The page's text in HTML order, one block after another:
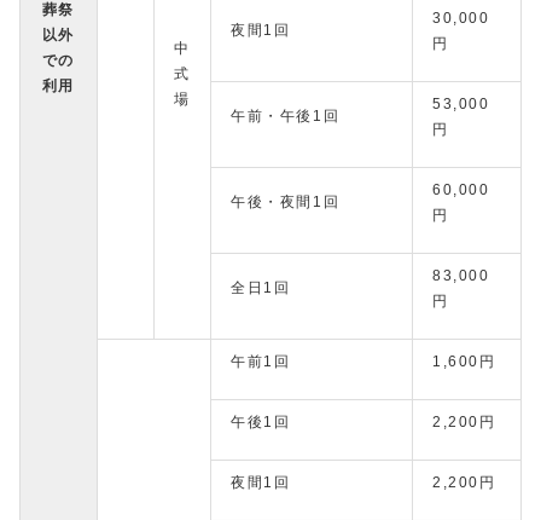
葬祭
以外
での
利用
中
式
場
夜間1回
30,000
円
午前・午後1回
53,000
円
午後・夜間1回
60,000
円
全日1回
83,000
円
午前1回 1,600円
午後1回 2,200円
夜間1回 2,200円